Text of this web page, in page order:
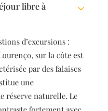
libre à
d’excursions :
sur la côte est
par des falaises
une
réserve naturelle. Le